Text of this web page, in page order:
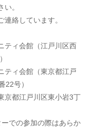
。
絡しています。
ティ会館（江戸川区西
ティ会館（東京都江戸
22号）
京都江戸川区東小岩3丁
での参加の際はあらか